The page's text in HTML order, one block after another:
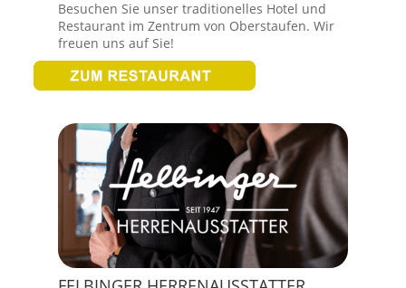
Besuchen Sie unser traditionelles Hotel und
Restaurant im Zentrum von Oberstaufen. Wir
freuen uns auf Sie!